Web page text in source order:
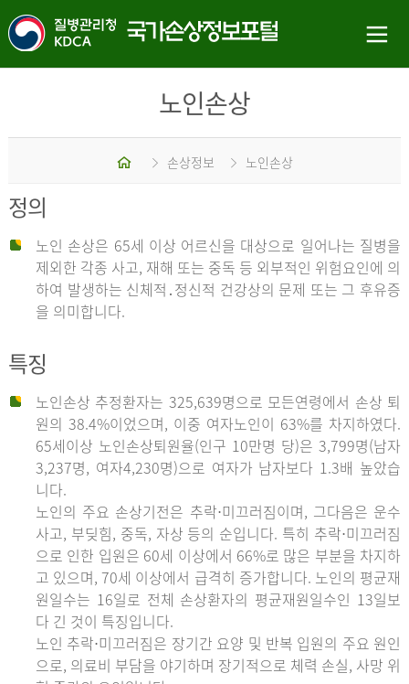
노인손상
홈 손상정보 노인손상
정의
노인 손상은 65세 이상 어르신을 대상으로 일어나는 질병을
제외한 각종 사고, 재해 또는 중독 등 외부적인 위험요인에 의
하여 발생하는 신체적․정신적 건강상의 문제 또는 그 후유증
을 의미합니다.
특징
노인손상 추정환자는 325,639명으로 모든연령에서 손상 퇴
원의 38.4%이었으며, 이중 여자노인이 63%를 차지하였다.
65세이상 노인손상퇴원율(인구 10만명 당)은 3,799명(남자
3,237명, 여자4,230명)으로 여자가 남자보다 1.3배 높았습
니다.
노인의 주요 손상기전은 추락⋅미끄러짐이며, 그다음은 운수
사고, 부딪힘, 중독, 자상 등의 순입니다. 특히 추락⋅미끄러짐
으로 인한 입원은 60세 이상에서 66%로 많은 부분을 차지하
고 있으며, 70세 이상에서 급격히 증가합니다. 노인의 평균재
원일수는 16일로 전체 손상환자의 평균재원일수인 13일보
다 긴 것이 특징입니다.
노인 추락⋅미끄러짐은 장기간 요양 및 반복 입원의 주요 원인
으로, 의료비 부담을 야기하며 장기적으로 체력 손실, 사망 위